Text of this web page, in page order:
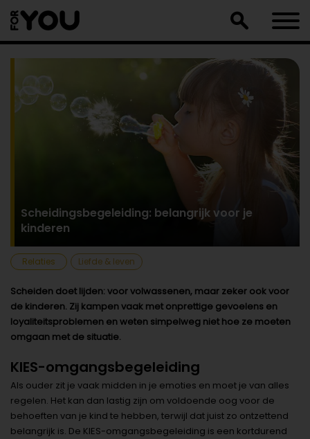
naar
artikel
Scheidingsbegeleiding: belangrijk voor je
kinderen
Relaties Liefde & leven
Scheiden doet lijden: voor volwassenen, maar zeker ook voor
de kinderen. Zij kampen vaak met onprettige gevoelens en
loyaliteitsproblemen en weten simpelweg niet hoe ze moeten
omgaan met de situatie.
KIES-omgangsbegeleiding
Als ouder zit je vaak midden in je emoties en moet je van alles
regelen. Het kan dan lastig zijn om voldoende oog voor de
behoeften van je kind te hebben, terwijl dat juist zo ontzettend
belangrijk is. De KIES-omgangsbegeleiding is een kortdurend